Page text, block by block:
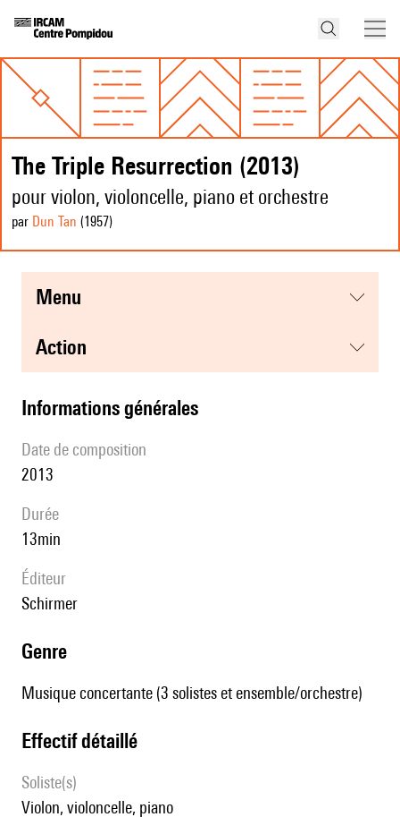
The Triple Resurrection (2013)
pour violon, violoncelle, piano et orchestre
par Dun Tan (1957)
menu
action
informations générales
date de composition
2013
durée
13min
éditeur
Schirmer
genre
Musique concertante (3 solistes et ensemble/orchestre)
effectif détaillé
Soliste(s)
violon, violoncelle, piano